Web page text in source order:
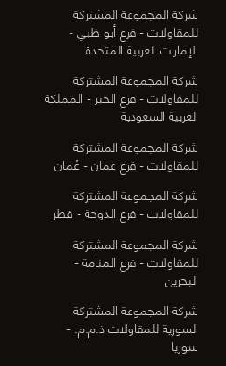
شركة المجموعة المشتركة
للمقاولات - فرع أبو ظبي -
الإمارات العربية المتحدة
شركة المجموعة المشتركة
للمقاولات - فرع الخبر - المملكة
العربية السعودية
شركة المجموعة المشتركة
للمقاولات - فرع عمان - عُمان
شركة المجموعة المشتركة
للمقاولات - فرع الدوحة - قطر
شركة المجموعة المشتركة
للمقاولات - فرع المنامة -
البحرين
شركة المجموعة المشتركة
السورية للمقاولات ذ.م.م. -
سوريا